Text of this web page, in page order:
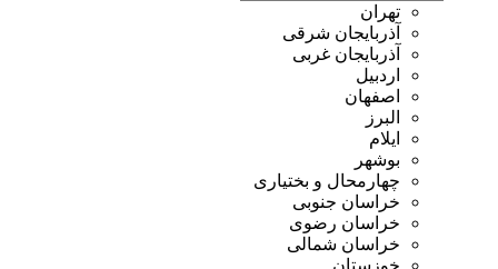
تهران
آذربایجان شرقی
آذربایجان غربی
اردبیل
اصفهان
البرز
ایلام
بوشهر
چهارمحال و بختیاری
خراسان جنوبی
خراسان رضوی
خراسان شمالی
خوزستان